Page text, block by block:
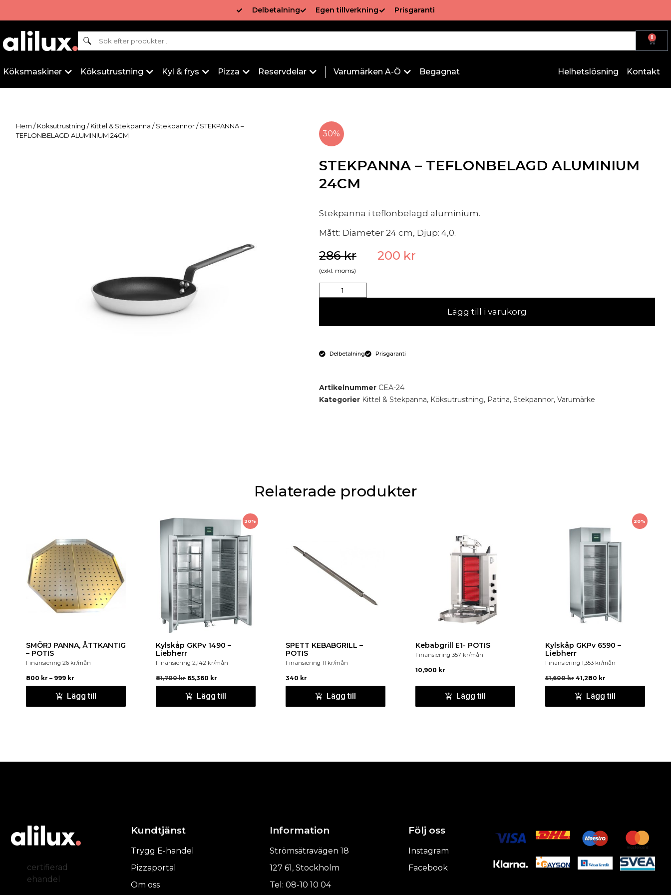
Delbetalning Egen tillverkning Prisgaranti
Sök 0
Köksmaskiner Köksutrustning Kyl & frys Pizza Reservdelar Varumärken A-Ö Begagnat Helhetslösning Kontakt
Hem /Köksutrustning /Kittel & Stekpanna /Stekpannor/ STEKPANNA –
TEFLONBELAGD ALUMINIUM 24CM
30%
STEKPANNA – TEFLONBELAGD ALUMINIUM
24CM
Stekpanna i teflonbelagd aluminium.
Mått: Diameter 24 cm, Djup: 4,0.
286kr 200 kr
(exkl. moms)
Lägg till i varukorg
Delbetalning Prisgaranti
Artikelnummer CEA-24
Kategorier Kittel & Stekpanna, Köksutrustning, Patina, Stekpannor, Varumärke
Relaterade produkter
SMÖRJ PANNA, ÅTTKANTIG
– POTIS
Finansiering 26 kr/mån
800 kr – 999 kr
Lägg till
20%
Kylskåp GKPv 1490 –
Liebherr
Finansiering 2,142 kr/mån
81,700kr 65,360 kr
Lägg till
SPETT KEBABGRILL –
POTIS
Finansiering 11 kr/mån
340 kr
Lägg till
Kebabgrill E1- POTIS
Finansiering 357 kr/mån
10,900 kr
Lägg till
20%
Kylskåp GKPv 6590 –
Liebherr
Finansiering 1,353 kr/mån
51,600kr 41,280 kr
Lägg till
certifierad
ehandel
Kundtjänst
Trygg E-handel
Pizzaportal
Om oss
Information
Strömsätravägen 18
127 61, Stockholm
Tel: 08-10 10 04
Följ oss
Instagram
Facebook